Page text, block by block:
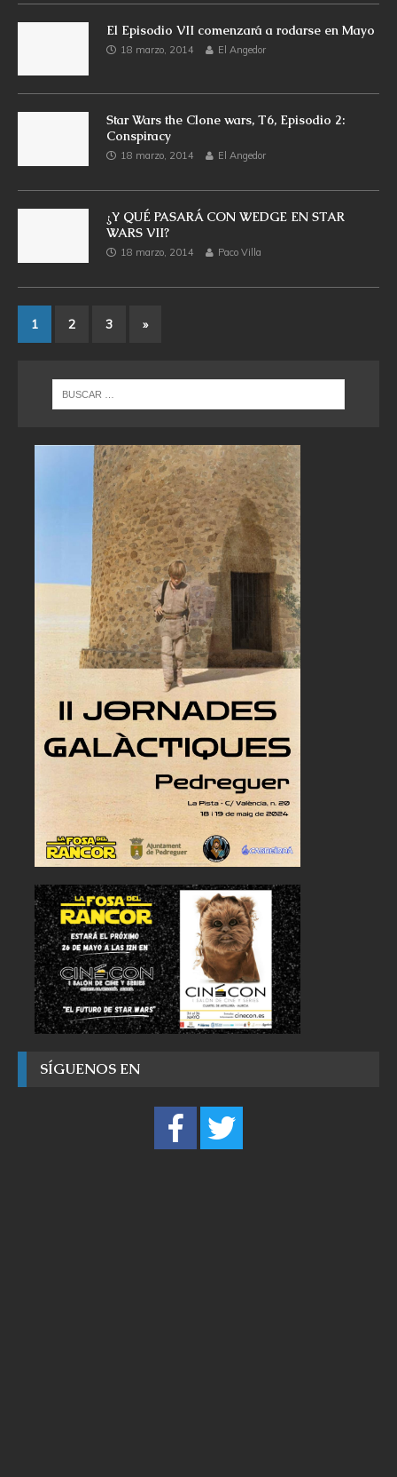
El Episodio VII comenzará a rodarse en Mayo
18 marzo, 2014 El Angedor
Star Wars the Clone wars, T6, Episodio 2:
Conspiracy
18 marzo, 2014 El Angedor
¿Y QUÉ PASARÁ CON WEDGE EN STAR
WARS VII?
18 marzo, 2014 Paco Villa
1 2 3 »
SÍGUENOS EN